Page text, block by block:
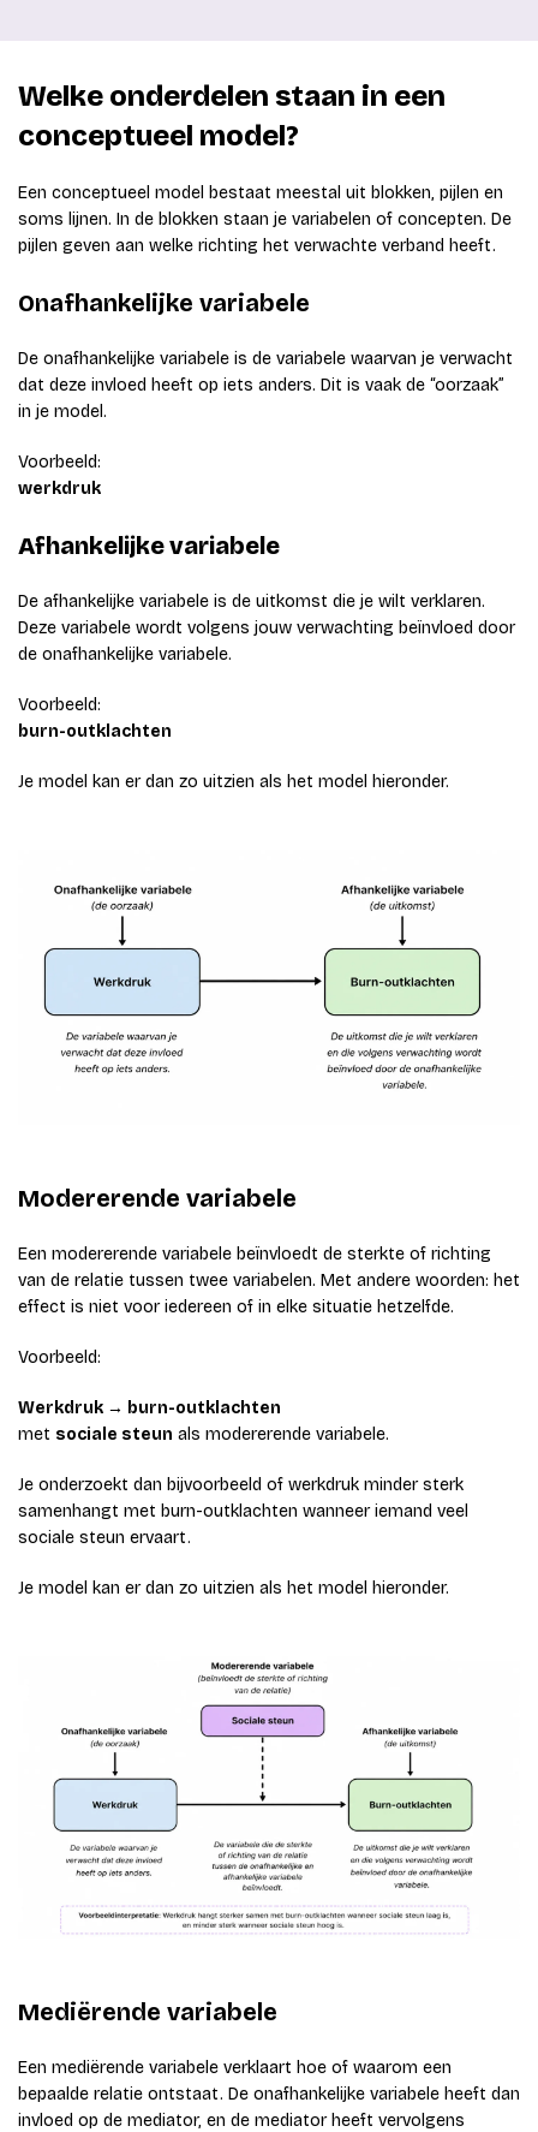
Welke onderdelen staan in een
conceptueel model?
Een conceptueel model bestaat meestal uit blokken, pijlen en
soms lijnen. In de blokken staan je variabelen of concepten. De
pijlen geven aan welke richting het verwachte verband heeft.
Onafhankelijke variabele
De onafhankelijke variabele is de variabele waarvan je verwacht
dat deze invloed heeft op iets anders. Dit is vaak de “oorzaak”
in je model.
Voorbeeld:
werkdruk
Afhankelijke variabele
De afhankelijke variabele is de uitkomst die je wilt verklaren.
Deze variabele wordt volgens jouw verwachting beïnvloed door
de onafhankelijke variabele.
Voorbeeld:
burn-outklachten
Je model kan er dan zo uitzien als het model hieronder.
Modererende variabele
Een modererende variabele beïnvloedt de sterkte of richting
van de relatie tussen twee variabelen. Met andere woorden: het
effect is niet voor iedereen of in elke situatie hetzelfde.
Voorbeeld:
Werkdruk → burn-outklachten
met sociale steun als modererende variabele.
Je onderzoekt dan bijvoorbeeld of werkdruk minder sterk
samenhangt met burn-outklachten wanneer iemand veel
sociale steun ervaart.
Je model kan er dan zo uitzien als het model hieronder.
Mediërende variabele
Een mediërende variabele verklaart hoe of waarom een
bepaalde relatie ontstaat. De onafhankelijke variabele heeft dan
invloed op de mediator, en de mediator heeft vervolgens